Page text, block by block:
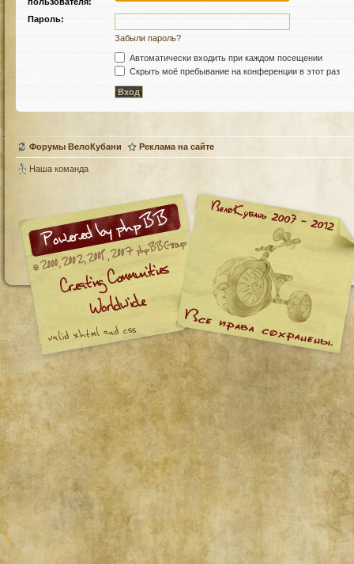
Пароль:
Забыли пароль?
Автоматически входить при каждом посещении
Скрыть моё пребывание на конференции в этот раз
Форумы ВелоКубани Реклама на сайте
Наша команда